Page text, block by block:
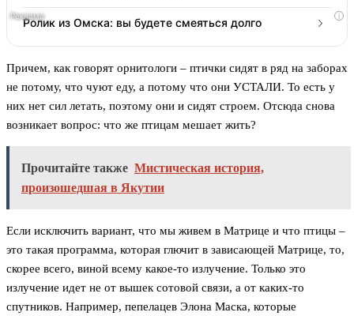
i
Ролик из Омска: вы будете смеяться долго
Причем, как говорят орнитологи – птички сидят в ряд на заборах
не потому, что чуют еду, а потому что они УСТАЛИ. То есть у
них нет сил летать, поэтому они и сидят строем. Отсюда снова
возникает вопрос: что же птицам мешает жить?
Прочитайте также Мистическая история,
произошедшая в Якутии
Если исключить вариант, что мы живем в Матрице и что птицы –
это такая программа, которая глючит в зависающей Матрице, то,
скорее всего, виной всему какое-то излучение. Только это
излучение идет не от вышек сотовой связи, а от каких-то
спутников. Например, пепелацев Элона Маска, которые